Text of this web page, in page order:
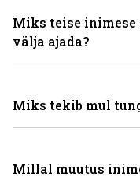
Miks teise
välja ajada?
Miks tekib mul
Millal muutus